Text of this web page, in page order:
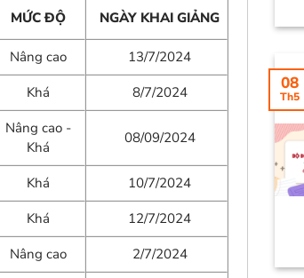
MỨC ĐỘ NGÀY KHAI GIẢNG
Nâng cao
13/7/2024
Khá 8/7/2024
Nâng cao -
Khá
08/09/2024
Khá
10/7/2024
Khá 12/7/2024
Nâng cao
2/7/2024
08
Th5